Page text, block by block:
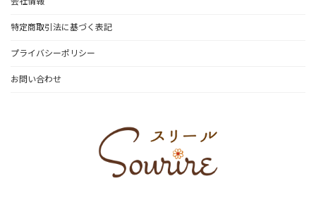
特定商取引法に基づく表記
プライバシーポリシー
お問い合わせ